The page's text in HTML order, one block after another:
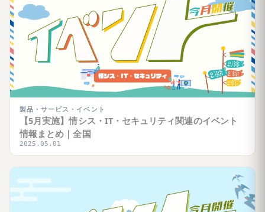
製品・サービス・イベント
【5月実施】情シス・IT・セキュリティ関連のイベント
情報まとめ｜全国
2025.05.01